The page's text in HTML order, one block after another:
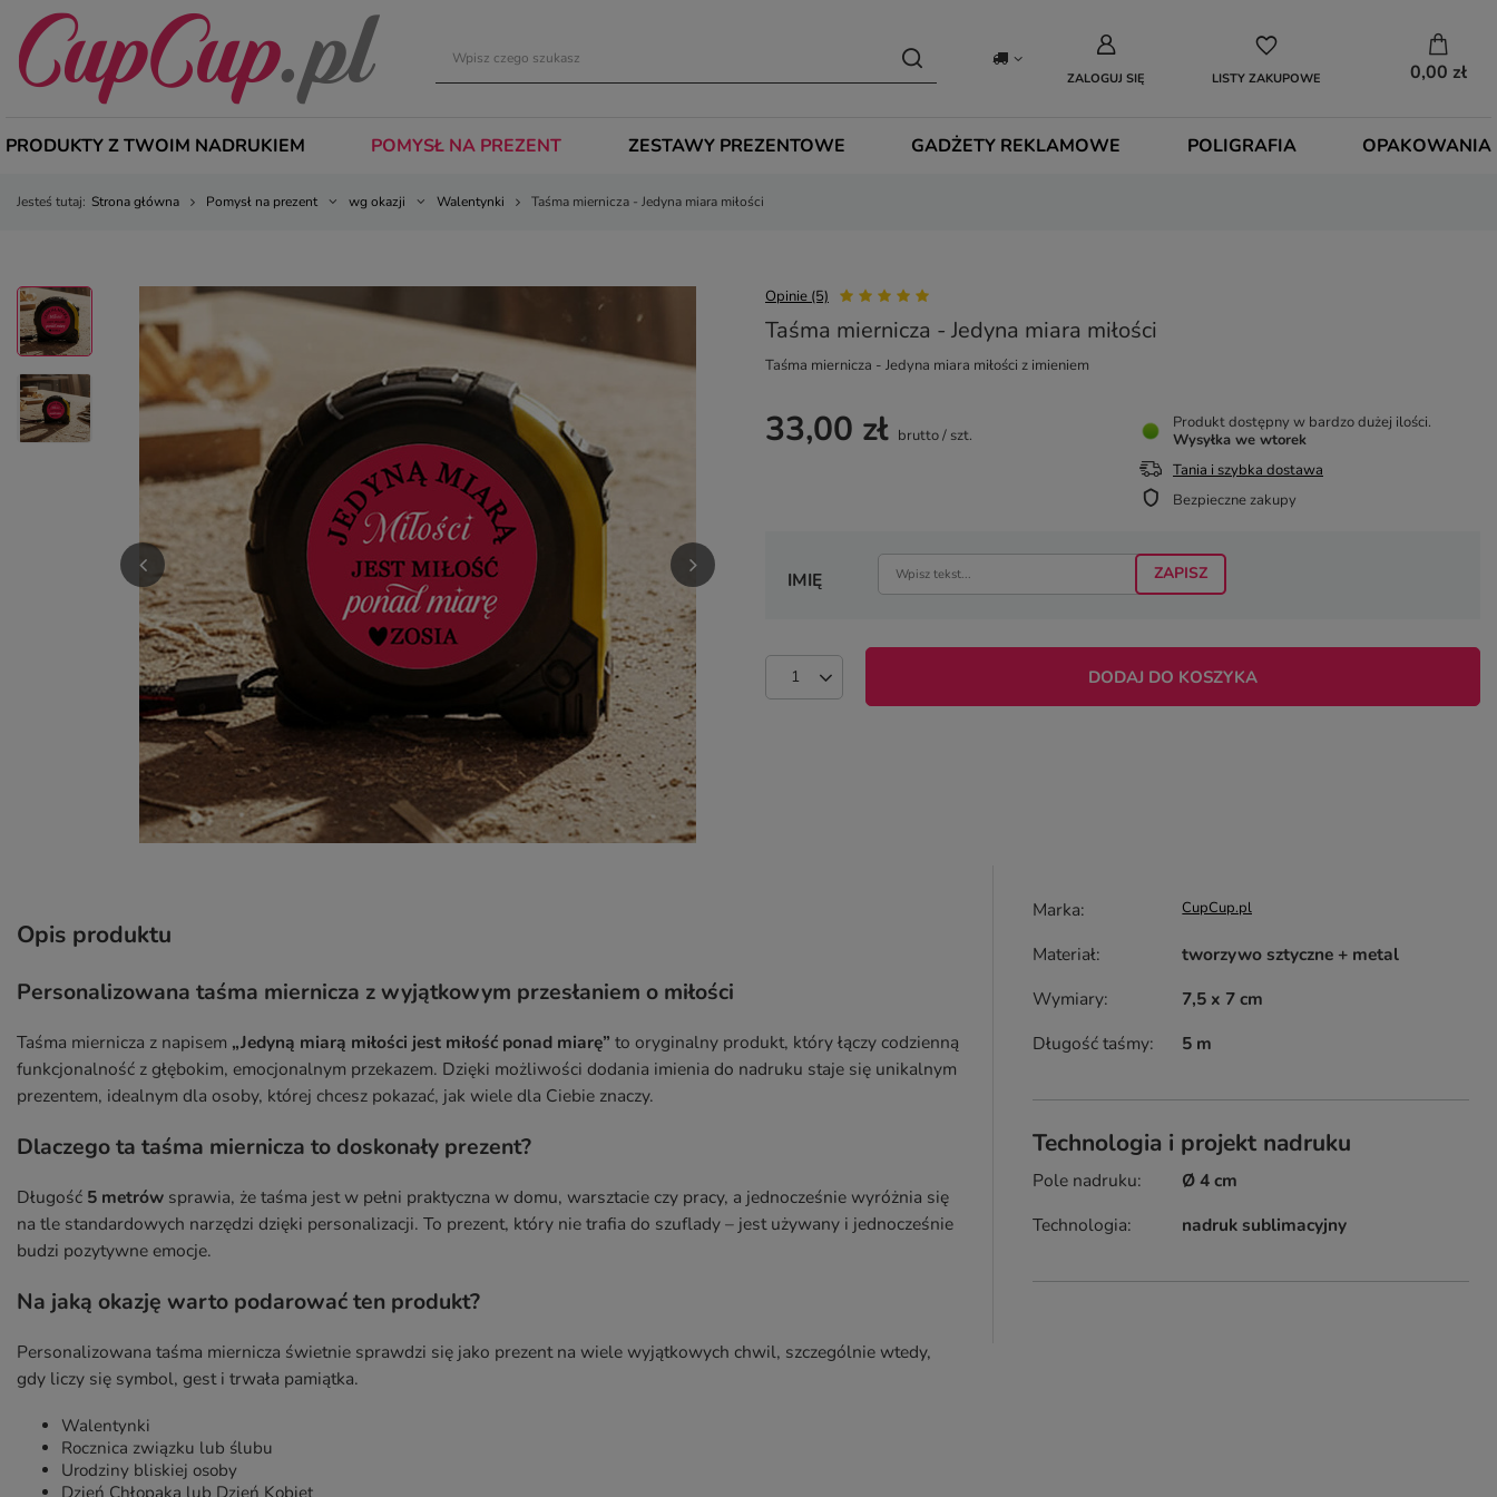
ZALOGUJ SIĘ LISTY ZAKUPOWE 0,00 zł
PRODUKTY Z TWOIM NADRUKIEM POMYSŁ NA PREZENT ZESTAWY PREZENTOWE GADŻETY REKLAMOWE POLIGRAFIA OPAKOWANIA
Jesteś tutaj: Strona główna Pomysł na prezent wg okazji Walentynki Taśma miernicza - Jedyna miara miłości
Opinie (5)
Taśma miernicza - Jedyna miara miłości
Taśma miernicza - Jedyna miara miłości z imieniem
33,00 zł brutto/ szt.
IMIĘ ZAPISZ
DODAJ DO KOSZYKA
Produkt dostępny w bardzo dużej ilości
Wysyłka we wtorek
Tania i szybka dostawa
Bezpieczne zakupy
Opis produktu
Personalizowana taśma miernicza z wyjątkowym przesłaniem o miłości
Taśma miernicza z napisem „Jedyną miarą miłości jest miłość ponad miarę” to oryginalny produkt, który łączy codzienną
funkcjonalność z głębokim, emocjonalnym przekazem. Dzięki możliwości dodania imienia do nadruku staje się unikalnym
prezentem, idealnym dla osoby, której chcesz pokazać, jak wiele dla Ciebie znaczy.
Dlaczego ta taśma miernicza to doskonały prezent?
Długość 5 metrów sprawia, że taśma jest w pełni praktyczna w domu, warsztacie czy pracy, a jednocześnie wyróżnia się
na tle standardowych narzędzi dzięki personalizacji. To prezent, który nie trafia do szuflady – jest używany i jednocześnie
budzi pozytywne emocje.
Na jaką okazję warto podarować ten produkt?
Personalizowana taśma miernicza świetnie sprawdzi się jako prezent na wiele wyjątkowych chwil, szczególnie wtedy,
gdy liczy się symbol, gest i trwała pamiątka.
Walentynki
Rocznica związku lub ślubu
Urodziny bliskiej osoby
Dzień Chłopaka lub Dzień Kobiet
Marka CupCup.pl
Materiał
tworzywo sztyczne + metal
Wymiary
7,5 x 7 cm
Długość taśmy
5 m
Technologia i projekt nadruku
Pole nadruku
Ø 4 cm
Technologia
nadruk sublimacyjny